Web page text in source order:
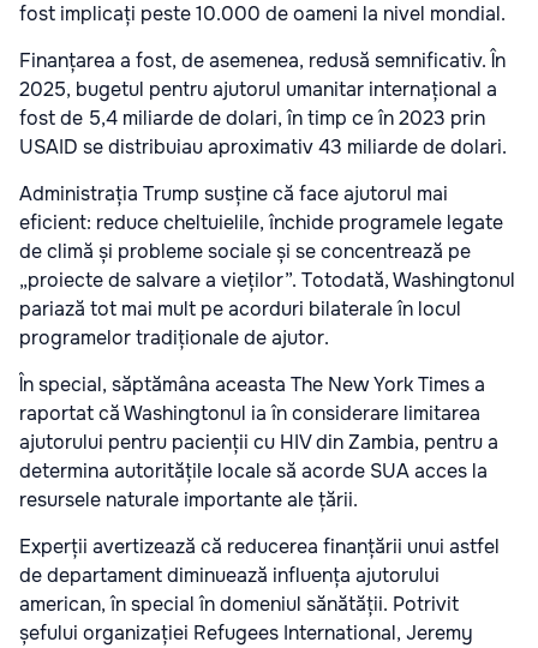
fost implicați peste 10.000 de oameni la nivel mondial.
Finanțarea a fost, de asemenea, redusă semnificativ. În
2025, bugetul pentru ajutorul umanitar internațional a
fost de 5,4 miliarde de dolari, în timp ce în 2023 prin
USAID se distribuiau aproximativ 43 miliarde de dolari.
Administrația Trump susține că face ajutorul mai
eficient: reduce cheltuielile, închide programele legate
de climă și probleme sociale și se concentrează pe
„proiecte de salvare a vieților”. Totodată, Washingtonul
pariază tot mai mult pe acorduri bilaterale în locul
programelor tradiționale de ajutor.
În special, săptămâna aceasta The New York Times a
raportat că Washingtonul ia în considerare limitarea
ajutorului pentru pacienții cu HIV din Zambia, pentru a
determina autoritățile locale să acorde SUA acces la
resursele naturale importante ale țării.
Experții avertizează că reducerea finanțării unui astfel
de departament diminuează influența ajutorului
american, în special în domeniul sănătății. Potrivit
șefului organizației Refugees International, Jeremy